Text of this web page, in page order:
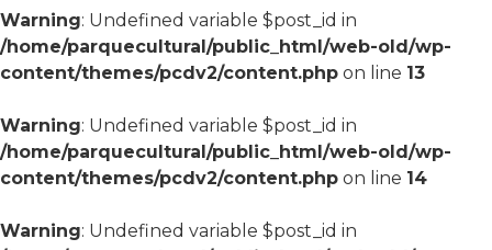
Warning: Undefined variable $post_id in
/home/parquecultural/public_html/web-old/wp-
content/themes/pcdv2/content.php on line 13
Warning: Undefined variable $post_id in
/home/parquecultural/public_html/web-old/wp-
content/themes/pcdv2/content.php on line 14
Warning: Undefined variable $post_id in